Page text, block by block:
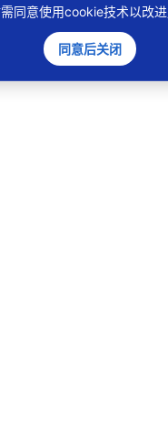
同意使用cookie技术以改进
同意后关闭